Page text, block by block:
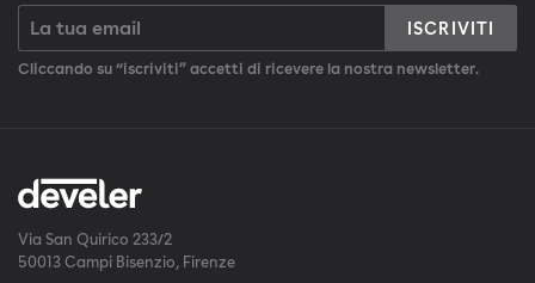
ISCRIVITI
Cliccando su “iscriviti” accetti di ricevere la nostra newsletter.
Via San Quirico 233/2
50013 Campi Bisenzio, Firenze